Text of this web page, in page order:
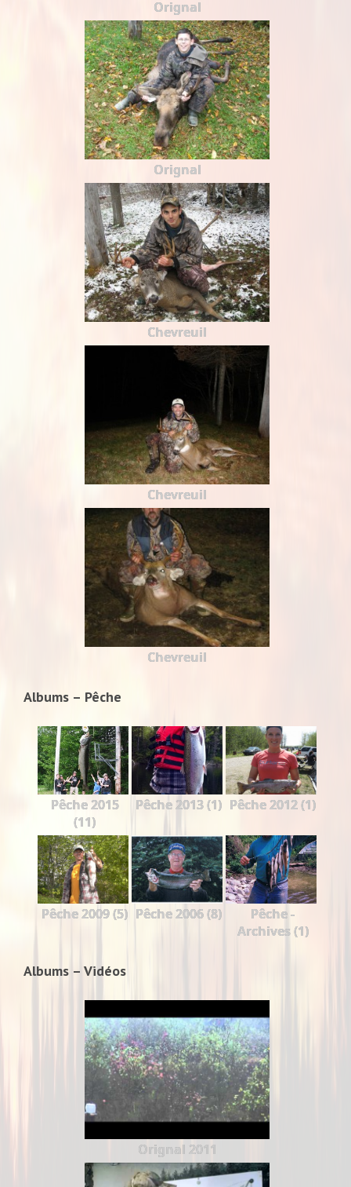
Orignal
Orignal
Chevreuil
Chevreuil
Chevreuil
Albums – Pêche
Pêche 2015
(11)
Pêche 2013 (1) Pêche 2012 (1)
Pêche 2009 (5) Pêche 2006 (8)
Pêche -
Archives (1)
Albums – Vidéos
Orignal 2011